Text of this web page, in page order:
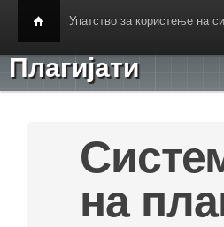
Упатство за користење на
Плагијати
на